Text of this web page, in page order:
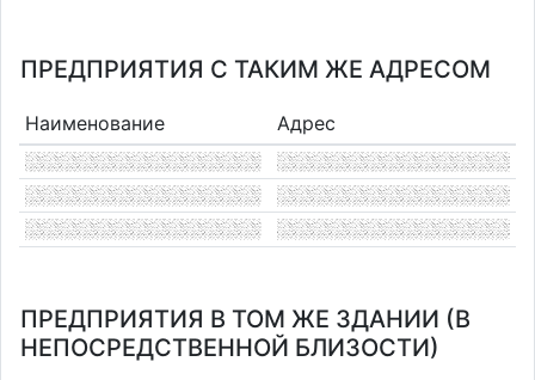
ПРЕДПРИЯТИЯ С ТАКИМ ЖЕ АДРЕСОМ
Наименование Адрес
ПРЕДПРИЯТИЯ В ТОМ ЖЕ ЗДАНИИ (В
НЕПОСРЕДСТВЕННОЙ БЛИЗОСТИ)